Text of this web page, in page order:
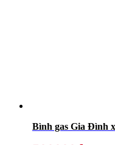
Bình gas Gia Đình